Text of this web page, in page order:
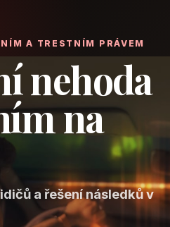
A TRESTNÍM PRÁVEM
nehoda
na
a řešení následků v